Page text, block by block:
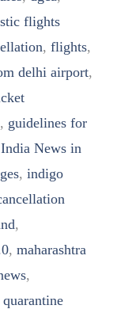
flights
, flights,
delhi airport,
, guidelines for
India News in
, indigo
,
, maharashtra
,
quarantine